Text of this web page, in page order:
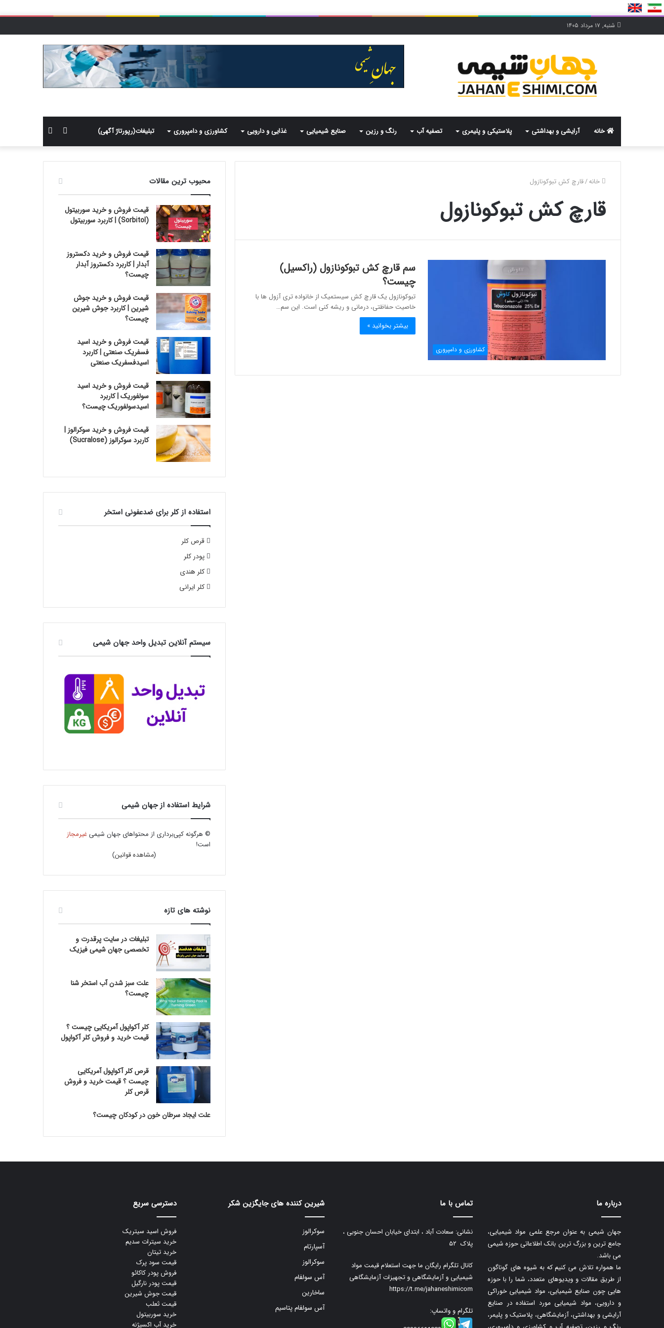
شنبه, ۱۷ مرداد ۱۴۰۵
خانه آرایشی و بهداشتی پلاستیکی و پلیمری تصفیه آب رنگ و رزین صنایع شیمیایی غذایی و دارویی کشاورزی و دامپروری تبلیغات(رپورتاژ آگهی)
برای
سایدبار
خانه/قارچ کش تبوکونازول
قارچ کش تبوکونازول
کشاورزی و دامپروری
سم قارچ کش تبوکونازول (راکسیل)
چیست؟
تبوکونازول یک قارچ کش سیستمیک از خانواده تری آزول ها با
خاصیت حفاظتی، درمانی و ریشه کنی است. این سم…
بیشتر بخوانید »
محبوب ترین مقالات
قیمت فروش و خرید سوربیتول
(Sorbitol) | کاربرد سوربیتول
قیمت فروش و خرید دکستروز
آبدار | کاربرد دکستروز آبدار
چیست؟
قیمت فروش و خرید جوش
شیرین | کاربرد جوش شیرین
چیست؟
قیمت فروش و خرید اسید
فسفریک صنعتی | کاربرد
اسیدفسفریک صنعتی
قیمت فروش و خرید اسید
سولفوریک | کاربرد
اسیدسولفوریک چیست؟
قیمت فروش و خرید سوکرالوز |
کاربرد سوکرالوز (Sucralose)
استفاده از کلر برای ضدعفونی استخر
قرص کلر
پودر کلر
کلر هندی
کلر ایرانی
سیستم آنلاین تبدیل واحد جهان شیمی
شرایط استفاده از جهان شیمی
© هرگونه کپی‌برداری از محتواهای جهان شیمیغیرمجاز
است!
(مشاهده قوانین)
نوشته های تازه
تبلیغات در سایت پرقدرت و
تخصصی جهان شیمی فیزیک
علت سبز شدن آب استخر شنا
چیست؟
کلر آکواپول آمریکایی چیست ؟
قیمت خرید و فروش کلر آکواپول
قرص کلر آکواپول آمریکایی
چیست ؟ قیمت خرید و فروش
قرص کلر
علت ایجاد سرطان خون در کودکان چیست؟
درباره ما
جهان شیمی به عنوان مرجع علمی مواد شیمیایی،
جامع ترین و بزرگ ترین بانک اطلاعاتی حوزه شیمی
می باشد.
ما همواره تلاش می کنیم که به شیوه های گوناگون
از طریق مقالات و ویدیوهای متعدد، شما را با حوزه
هایی چون صنایع شیمیایی، مواد شیمیایی خوراکی
و دارویی، مواد شیمیایی مورد استفاده در صنایع
آرایشی و بهداشتی، آزمایشگاهی، پلاستیک و پلیمر،
تماس با ما
نشانی: سعادت آباد ، ابتدای خیابان احسان جنوبی ،
پلاک ۵۲
کانال تلگرام رایگان ما جهت استعلام قیمت مواد
شیمیایی و آزمایشگاهی و تجهیزات آزمایشگاهی
https://t.me/jahaneshimicom
تلگرام و واتساپ:
شیرین کننده های جایگزین شکر
سوکرالوز
آسپارتام
سوکرالوز
آس سولفام
ساخارین
آس سولفام پتاسیم
دسترسی سریع
فروش اسید سیتریک
خرید سیترات سدیم
خرید تیتان
قیمت سود پرک
فروش پودر کاکائو
قیمت پودر نارگیل
قیمت جوش شیرین
قیمت ثعلب
خرید سوربیتول
خرید آب اکسیژنه